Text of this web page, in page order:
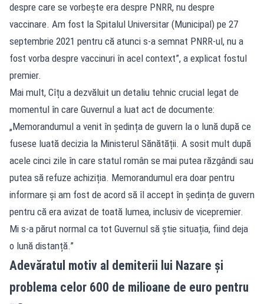
despre care se vorbește era despre PNRR, nu despre
vaccinare. Am fost la Spitalul Universitar (Municipal) pe 27
septembrie 2021 pentru că atunci s-a semnat PNRR-ul, nu a
fost vorba despre vaccinuri în acel context”, a explicat fostul
premier.
Mai mult, Cîțu a dezvăluit un detaliu tehnic crucial legat de
momentul în care Guvernul a luat act de documente:
„Memorandumul a venit în ședința de guvern la o lună după ce
fusese luată decizia la Ministerul Sănătății. A sosit mult după
acele cinci zile în care statul român se mai putea răzgândi sau
putea să refuze achiziția. Memorandumul era doar pentru
informare și am fost de acord să îl accept în ședința de guvern
pentru că era avizat de toată lumea, inclusiv de vicepremier.
Mi s-a părut normal ca tot Guvernul să știe situația, fiind deja
o lună distanță.”
Adevăratul motiv al demiterii lui Nazare și
problema celor 600 de milioane de euro pentru